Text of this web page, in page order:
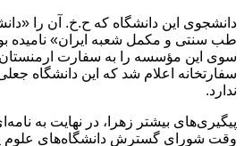
دانشجوی این دانشگاه که ح.خ. آن را
طب سنتی و مکمل شعبه ایران» نامیده
سوی این مؤسسه را به سفارت ارمنستان
سفارتخانه اعلام شد که این دانشگاه
ندارد.
پیگیری‌های بیشتر زهرا، در نهایت به